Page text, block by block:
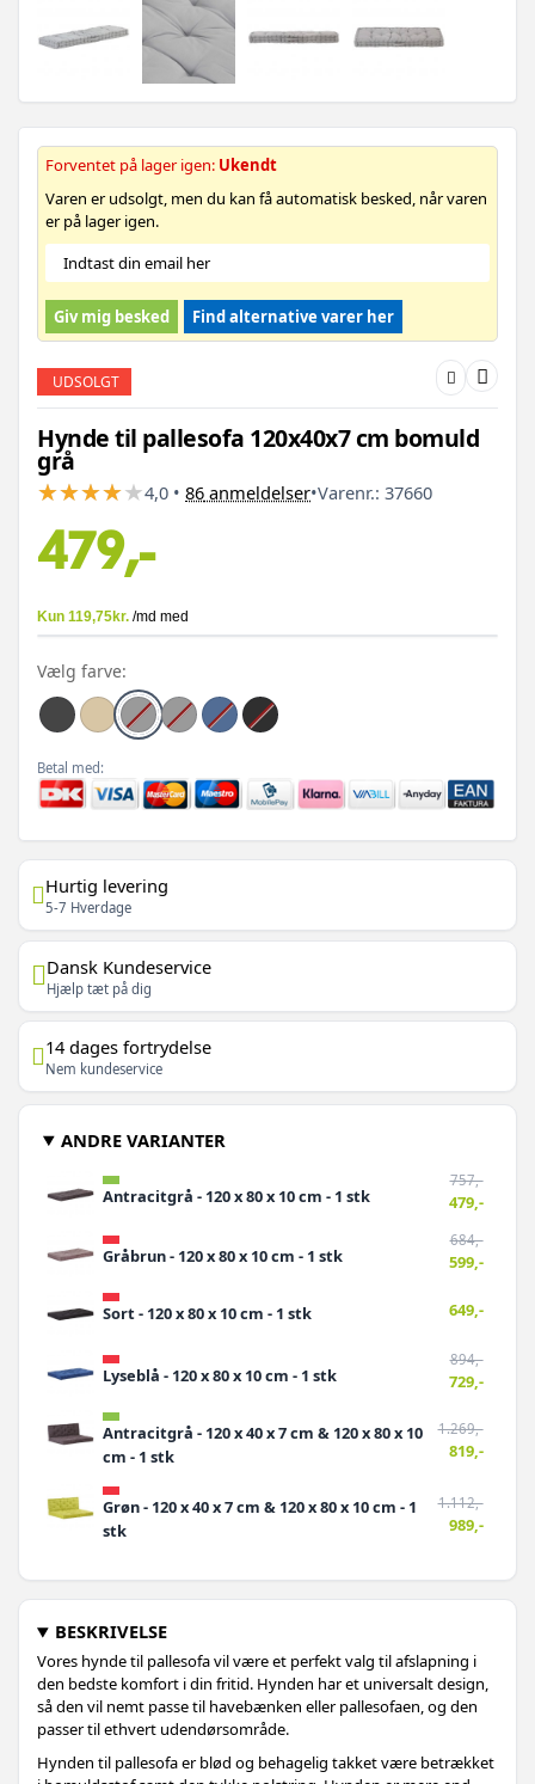
Forventet på lager igen: Ukendt
Varen er udsolgt, men du kan få automatisk besked, når varen
er på lager igen.
Giv mig besked Find alternative varer her
UDSOLGT
Hynde til pallesofa 120x40x7 cm bomuld
grå
★
★★
★★
★★
★★
★4,0 • 86 anmeldelser•Varenr.: 37660
479,-
Vælg farve:
Betal med:
Hurtig levering
5-7 Hverdage
Dansk Kundeservice
Hjælp tæt på dig
14 dages fortrydelse
Nem kundeservice
BESKRIVELSE
Vores hynde til pallesofa vil være et perfekt valg til afslapning i
den bedste komfort i din fritid. Hynden har et universalt design,
så den vil nemt passe til havebænken eller pallesofaen, og den
passer til ethvert udendørsområde.
Hynden til pallesofa er blød og behagelig takket være betrækket
ANDRE VARIANTER
Antracitgrå - 120 x 80 x 10 cm - 1 stk
757,-
479,-
Gråbrun - 120 x 80 x 10 cm - 1 stk
684,-
599,-
Sort - 120 x 80 x 10 cm - 1 stk 649,-
Lyseblå - 120 x 80 x 10 cm - 1 stk
894,-
729,-
Antracitgrå - 120 x 40 x 7 cm & 120 x 80 x 10
cm - 1 stk
1.269,-
819,-
Grøn - 120 x 40 x 7 cm & 120 x 80 x 10 cm - 1
stk
1.112,-
989,-
Beige - 120 x 80 x 10 cm - 1 stk 1.029,-
Sort - 120 x 40 x 7 cm & 120 x 80 x 10 cm - 1
stk
1.059,-
Lyseblå - 120 x 40 x 7 cm & 120 x 80 x 10 cm
- 1 stk
1.466,-